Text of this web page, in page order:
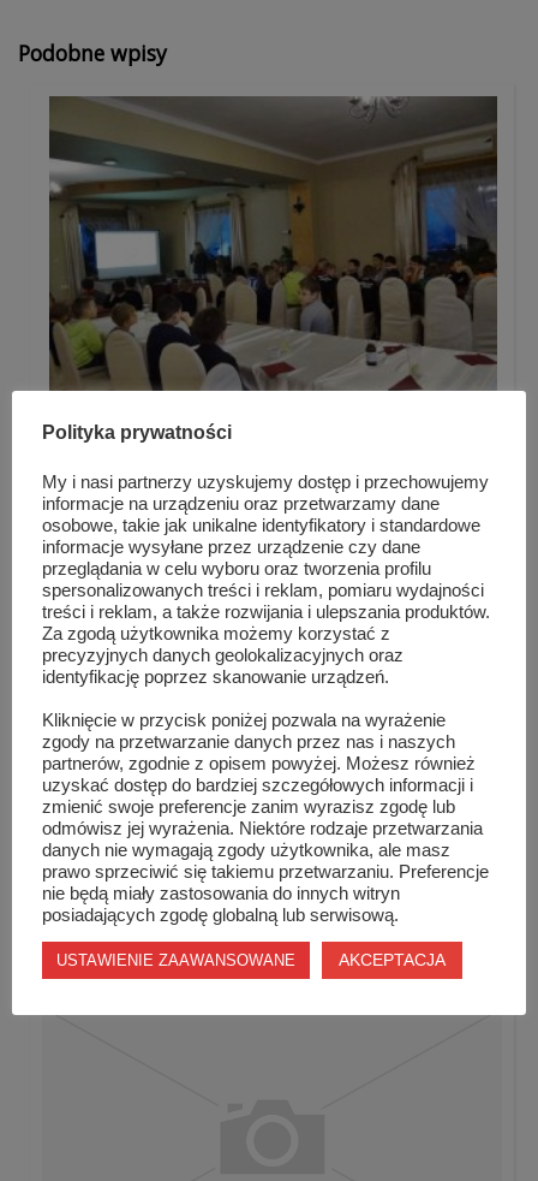
Podobne wpisy
piłkarza...
„Kopernik” najlepszy w unihokeju chłop...
Polityka prywatności
My i nasi partnerzy uzyskujemy dostęp i przechowujemy
informacje na urządzeniu oraz przetwarzamy dane
osobowe, takie jak unikalne identyfikatory i standardowe
informacje wysyłane przez urządzenie czy dane
przeglądania w celu wyboru oraz tworzenia profilu
spersonalizowanych treści i reklam, pomiaru wydajności
treści i reklam, a także rozwijania i ulepszania produktów.
Za zgodą użytkownika możemy korzystać z
precyzyjnych danych geolokalizacyjnych oraz
identyfikację poprzez skanowanie urządzeń.
Kliknięcie w przycisk poniżej pozwala na wyrażenie
zgody na przetwarzanie danych przez nas i naszych
partnerów, zgodnie z opisem powyżej. Możesz również
uzyskać dostęp do bardziej szczegółowych informacji i
zmienić swoje preferencje zanim wyrazisz zgodę lub
odmówisz jej wyrażenia. Niektóre rodzaje przetwarzania
danych nie wymagają zgody użytkownika, ale masz
prawo sprzeciwić się takiemu przetwarzaniu. Preferencje
nie będą miały zastosowania do innych witryn
posiadających zgodę globalną lub serwisową.
USTAWIENIE ZAAWANSOWANE AKCEPTACJA